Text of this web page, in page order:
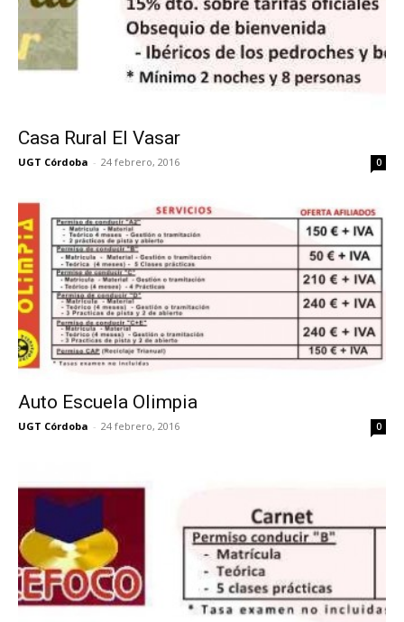
Casa Rural El Vasar
UGT Córdoba - 24 febrero, 2016 0
Auto Escuela Olimpia
UGT Córdoba - 24 febrero, 2016 0